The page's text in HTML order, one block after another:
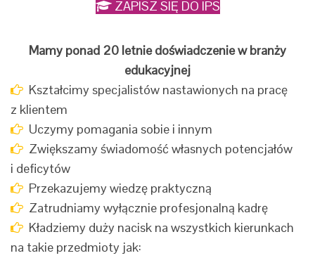
ZAPISZ SIĘ DO IPS
Mamy ponad 20 letnie doświadczenie w branży
edukacyjnej
Kształcimy specjalistów nastawionych na pracę
z klientem
Uczymy pomagania sobie i innym
Zwiększamy świadomość własnych potencjałów
i deficytów
Przekazujemy wiedzę praktyczną
Zatrudniamy wyłącznie profesjonalną kadrę
Kładziemy duży nacisk na wszystkich kierunkach
na takie przedmioty jak: